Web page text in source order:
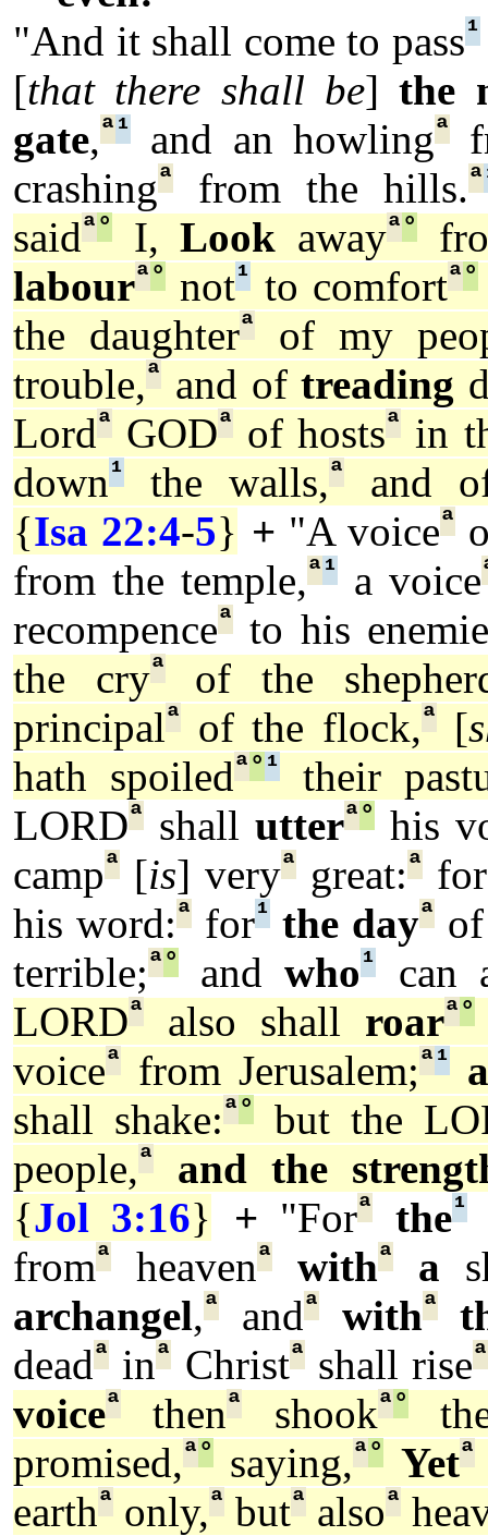
"And it shall come to pass¹
[that there shall be]the
gate,ª¹ and an howlingª
crashingª from the hills.ª
saidª° I,Look awayª°
labourª° not¹ to comfortª°
the daughterª
of my
trouble,ª and oftreading
Lordª GODª of hostsª in
down¹ the walls,ª
and
{Isa 22:4-5} + "A voiceª
from the temple,ª¹ a voice
recompenceª
to his
the cryª
of the
principalª of the flock,ª [
hath spoiledª° ¹
their
LORDª shall utterª°his
campª [is] veryª great:ª for
his word:ªfor¹ the dayª
terrible;ª° andwho¹
can
LORDª also shall roarª°
voiceª from Jerusalem;ª¹
shall shake:ª°
but the
people,ª
and the
{Jol 3:16} + "Forª the¹
fromª heavenª withª a
archangel,ª andª withª
deadª inª Christªshall riseª
voiceª thenª shookª°
promised,ª° saying,ª° Yetª
earthª only,ª butª alsoª